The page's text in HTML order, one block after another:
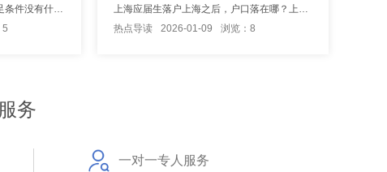
上海的落户放开不少 应届生满足条件没有什么问题
5
上海应届生落户上海之后，户口落在哪？上海户口办理细则赶快看
热点导读
2026-01-09 浏览：8
务
一对一专人服务